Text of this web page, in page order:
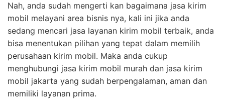
Nah, anda sudah mengerti kan bagaimana jasa kirim
mobil melayani area bisnis nya, kali ini jika anda
sedang mencari jasa layanan kirim mobil terbaik, anda
bisa menentukan pilihan yang tepat dalam memilih
perusahaan kirim mobil. Maka anda cukup
menghubungi jasa kirim mobil murah dan jasa kirim
mobil jakarta yang sudah berpengalaman, aman dan
memiliki layanan prima.